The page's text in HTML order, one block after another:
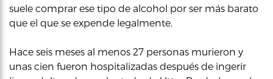
suele comprar ese tipo de alcohol por ser más barato
que el que se expende legalmente.
Hace seis meses al menos 27 personas murieron y
unas cien fueron hospitalizadas después de ingerir